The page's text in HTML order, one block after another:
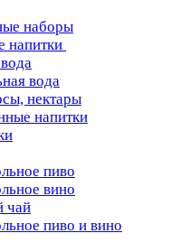
наборы
напитки
вода
нектары
напитки
пиво
вино
чай
пиво и вино